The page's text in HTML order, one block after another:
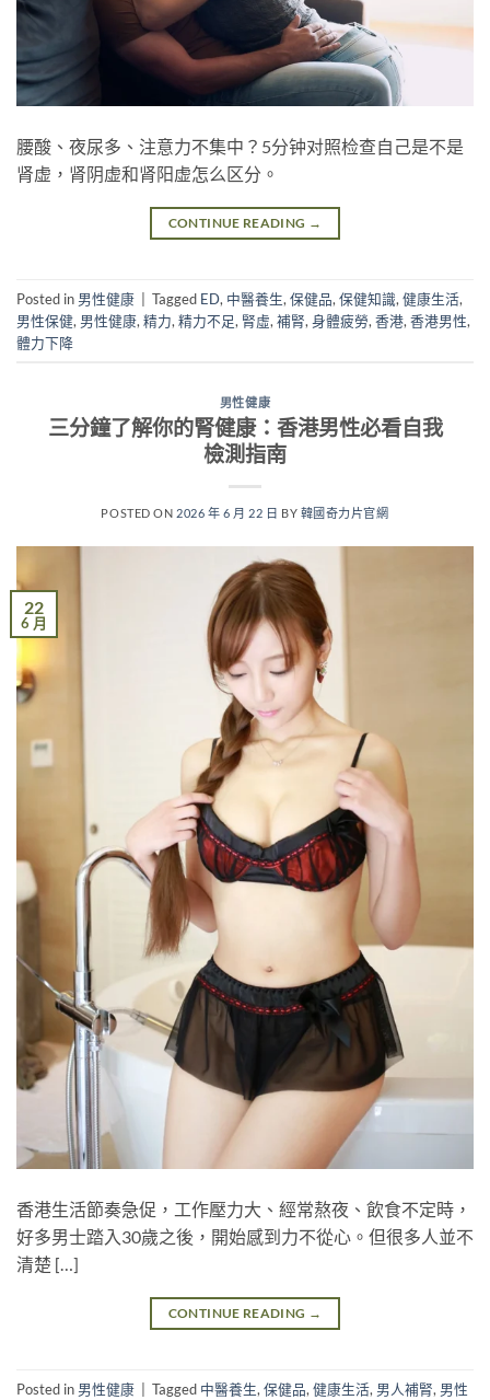
腰酸、夜尿多、注意力不集中？5分钟对照检查自己是不是
肾虚，肾阴虚和肾阳虚怎么区分。
CONTINUE READING →
Posted in 男性健康 | Tagged ED, 中醫養生, 保健品, 保健知識, 健康生活,
男性保健, 男性健康, 精力, 精力不足, 腎虛, 補腎, 身體疲勞, 香港, 香港男性,
體力下降
男性健康
三分鐘了解你的腎健康：香港男性必看自我
檢測指南
POSTED ON 2026 年 6 月 22 日 BY 韓國奇力片官網
22
6 月
香港生活節奏急促，工作壓力大、經常熬夜、飲食不定時，
好多男士踏入30歲之後，開始感到力不從心。但很多人並不
清楚 […]
CONTINUE READING →
Posted in 男性健康 Tagged 中醫養生, 保健品, 健康生活, 男人補腎, 男性